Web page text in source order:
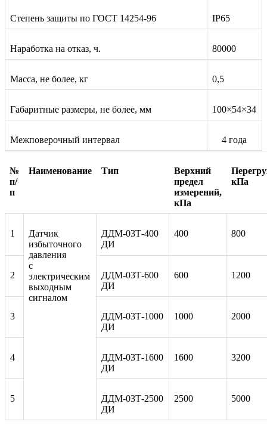
Степень защиты по ГОСТ 14254-96 IP65
Наработка на отказ, ч. 80000
Масса, не более, кг 0,5
Габаритные размеры, не более, мм 100×54×34
Межповерочный интервал 4 года
№
п/
п
Наименование Тип
Верхний
предел
измерений,
кПа
кПа
1
Датчик
избыточного
давления
с
электрическим
выходным
сигналом
ДДМ-03Т-400
ДИ
400 800
2
ДДМ-03Т-600
ДИ
600 1200
3
ДДМ-03Т-1000
ДИ
1000 2000
4
ДДМ-03Т-1600
ДИ
1600 3200
5
ДДМ-03Т-2500
ДИ
2500 5000